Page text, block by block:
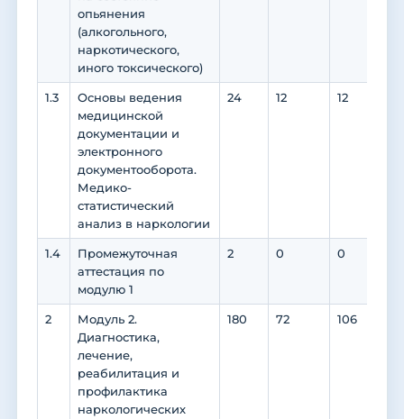
опьянения
(алкогольного,
наркотического,
иного токсического)
1.3
Основы ведения
медицинской
документации и
электронного
документооборота.
Медико-
статистический
анализ в наркологии
24 12 12
1.4
Промежуточная
аттестация по
модулю 1
2 0 0
2
Модуль 2.
Диагностика,
лечение,
реабилитация и
профилактика
наркологических
180 72 106